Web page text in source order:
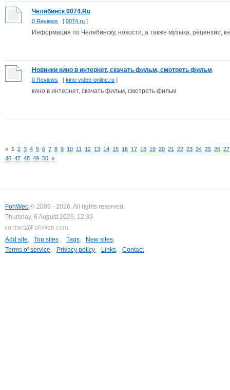
Челябинск 0074.Ru
0 Reviews [ 0074.ru ]
Информация по Челябинску, новости, а также музыка, рецензии,
Новинки кино в интернет, скачать фильм, смотреть фильм
0 Reviews [ kino-video-online.ru ]
кино в интернет, скачать фильм, смотреть фильм
« 1 2 3 4 5 6 7 8 9 10 11 12 13 14 15 16 17 18 19 20 21 22 23 24 25 26 27
46 47 48 49 50 »
FohWeb © 2009 - 2026. All rights reserved.
Thursday, 6 August 2026, 12:39
Add site, Top sites , Tags, New sites,
Terms of service, Privacy policy, Links, Contact